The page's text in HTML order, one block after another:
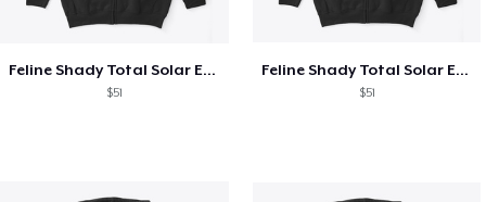
Feline Shady Total Solar Eclipse Texas
$51
Feline Shady Total Solar Eclipse Tijuana
$51